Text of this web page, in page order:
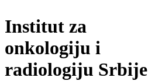
Institut za
onkologiju i
radiologiju Srbije